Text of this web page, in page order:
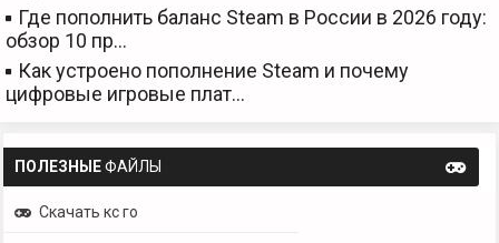
Где пополнить баланс Steam в России в 2026 году:
обзор 10 пр…
Как устроено пополнение Steam и почему
цифровые игровые плат…
ПОЛЕЗНЫЕФАЙЛЫ
Скачать кс го